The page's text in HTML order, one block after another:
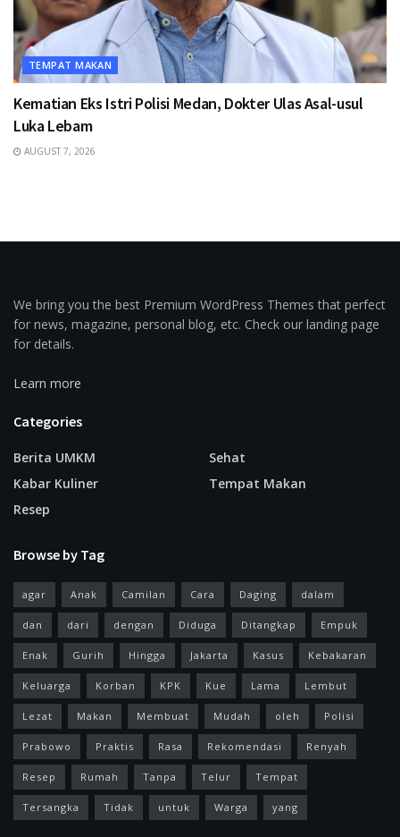
TEMPAT MAKAN
Kematian Eks Istri Polisi Medan, Dokter Ulas Asal-usul
Luka Lebam
AUGUST 7, 2026
We bring you the best Premium WordPress Themes that perfect
for news, magazine, personal blog, etc. Check our landing page
for details.
Learn more
Categories
Berita UMKM
Kabar Kuliner
Resep
Sehat
Tempat Makan
Browse by Tag
agar Anak Camilan Cara Daging dalam
dan dari dengan Diduga Ditangkap Empuk
Enak Gurih Hingga Jakarta Kasus Kebakaran
Keluarga Korban KPK Kue Lama Lembut
Lezat Makan Membuat Mudah oleh Polisi
Prabowo Praktis Rasa Rekomendasi Renyah
Resep Rumah Tanpa Telur Tempat
Tersangka Tidak untuk Warga yang